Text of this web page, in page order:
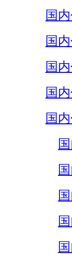
国
国
国
国
国